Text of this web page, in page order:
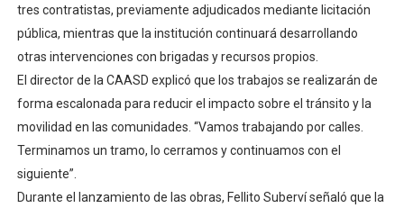
tres contratistas, previamente adjudicados mediante licitación
pública, mientras que la institución continuará desarrollando
otras intervenciones con brigadas y recursos propios.
El director de la CAASD explicó que los trabajos se realizarán de
forma escalonada para reducir el impacto sobre el tránsito y la
movilidad en las comunidades. “Vamos trabajando por calles.
Terminamos un tramo, lo cerramos y continuamos con el
siguiente”.
Durante el lanzamiento de las obras, Fellito Suberví señaló que la